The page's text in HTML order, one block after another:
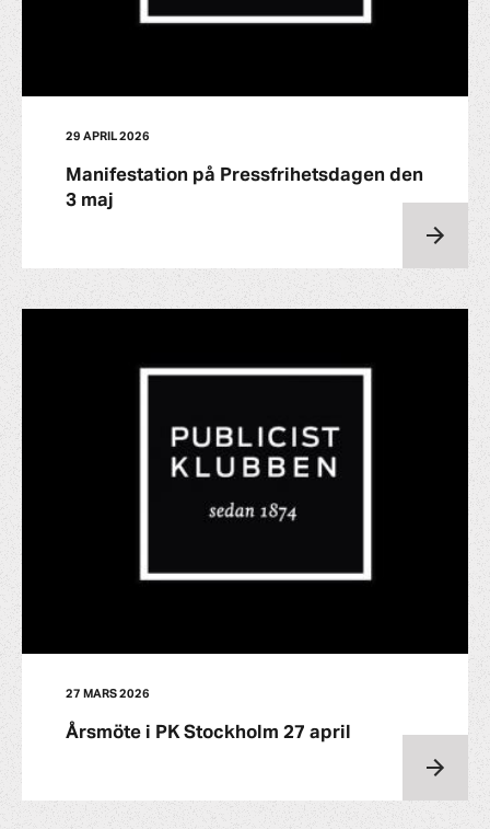
29 APRIL 2026
Manifestation på Pressfrihetsdagen den
3 maj
27 MARS 2026
Årsmöte i PK Stockholm 27 april